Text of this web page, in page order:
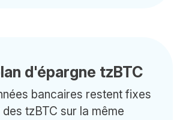
d'épargne tzBTC
bancaires restent fixes
tzBTC sur la même